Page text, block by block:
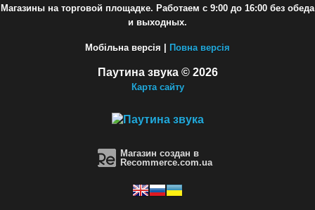
Магазины на торговой площадке. Работаем с 9:00 до 16:00 без обеда
и выходных.
Мобільна версія | Повна версія
Паутина звука © 2026
Карта сайту
Магазин создан в
Recommerce.com.ua